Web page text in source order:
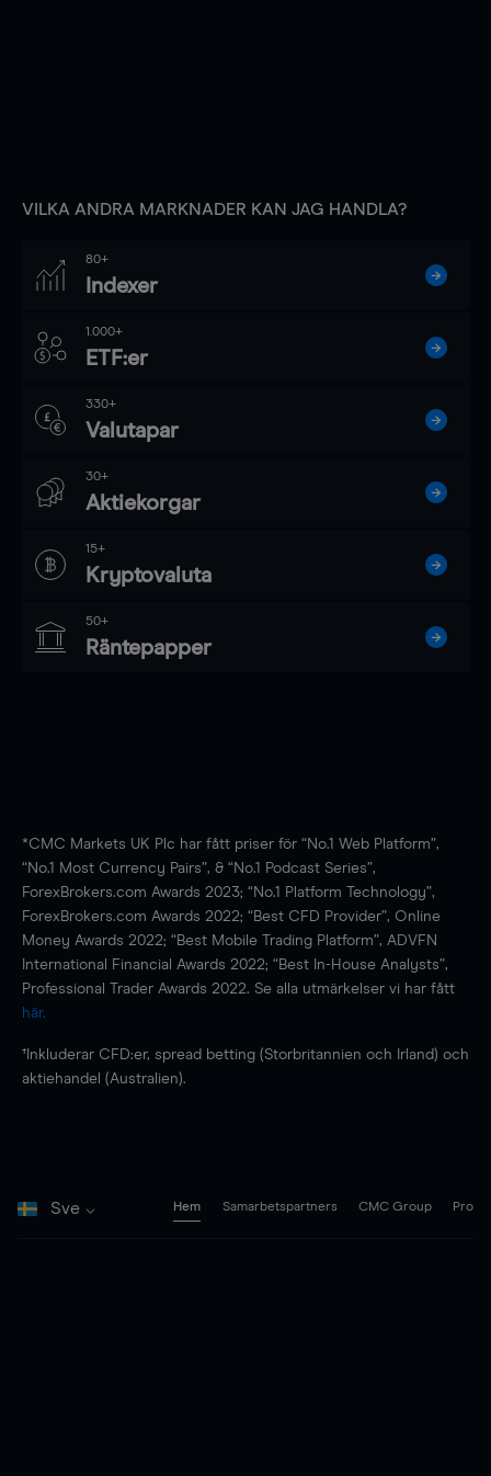
VILKA ANDRA MARKNADER KAN JAG HANDLA?
80+
Indexer
1.000+
ETF:er
330+
Valutapar
30+
Aktiekorgar
15+
Kryptovaluta
50+
Räntepapper
*CMC Markets UK Plc har fått priser för “No.1 Web Platform”,
“No.1 Most Currency Pairs”, & “No.1 Podcast Series”,
ForexBrokers.com Awards 2023; “No.1 Platform Technology”,
ForexBrokers.com Awards 2022; “Best CFD Provider”, Online
Money Awards 2022; “Best Mobile Trading Platform”, ADVFN
International Financial Awards 2022; “Best In-House Analysts”,
Professional Trader Awards 2022. Se alla utmärkelser vi har fått
här.
†Inkluderar CFD:er, spread betting (Storbritannien och Irland) och
aktiehandel (Australien).
Sve Hem Samarbetspartners CMC Group Pro